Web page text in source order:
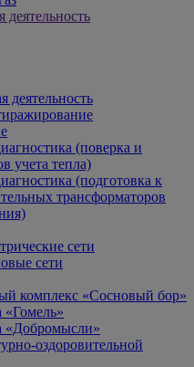
деятельность
деятельность
(поверка и
учета тепла)
(подготовка к
трансформаторов
сети
сети
комплекс «Сосновый бор»
«Гомель»
«Добромысли»
оздоровительной